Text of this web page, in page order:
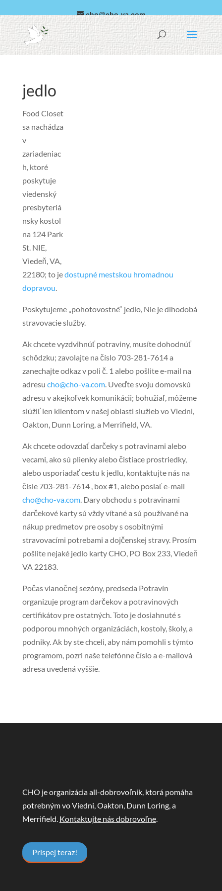
cho@cho-va.com
arabčina
Español
jedlo
Food Closet
sa nachádza
v
zariadeniac
h, ktoré
poskytuje
viedenský
presbyteriá
nsky kostol
na 124 Park
St. NIE,
Viedeň, VA,
22180; to jedostupné mestskou hromadnou
dopravou.
Poskytujeme „pohotovostné“ jedlo, Nie je dlhodobá
stravovacie služby.
Ak chcete vyzdvihnúť potraviny, musíte dohodnúť
schôdzku; zavolajte na číslo 703-281-7614 a
zanechajte odkaz v poli č. 1 alebo pošlite e-mail na
adresu cho@cho-va.com. Uveďte svoju domovskú
adresu v akejkoľvek komunikácii; bohužiaľ, môžeme
slúžiť len klientom v našej oblasti služieb vo Viedni,
Oakton, Dunn Loring, a Merrifield, VA.
Ak chcete odovzdať darčeky s potravinami alebo
vecami, ako sú plienky alebo čistiace prostriedky,
alebo usporiadať cestu k jedlu, kontaktujte nás na
čísle 703-281-7614 , box #1, alebo poslať e-mail
cho@cho-va.com. Dary obchodu s potravinami
darčekové karty sú vždy vítané a sú používané na
nákup predmetov pre osoby s osobitnými
stravovacími potrebami a dojčenskej stravy. Prosím
pošlite nejaké jedlo karty CHO, PO Box 233, Viedeň
VA 22183.
Počas vianočnej sezóny, predseda Potravín
organizuje program darčekov a potravinových
certifikátov pre ostatných. Toto je dosiahnuté s
podporou mnohých organizáciách, kostoly, školy, a
podniky. Ak by ste chceli, aby nám pomohli s týmto
programom, pozri naše telefónne číslo a e-mailová
adresa uvedená vyššie.
CHO je organizácia all-dobrovoľník, ktorá pomáha
potrebným vo Viedni, Oakton, Dunn Loring, a
Merrifield. Kontaktujte nás dobrovoľne.
Prispej teraz!